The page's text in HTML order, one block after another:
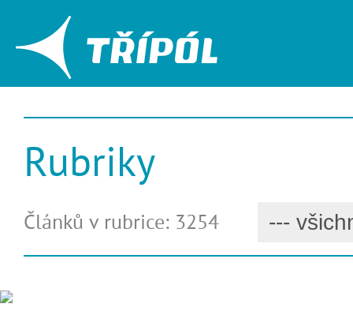
Rubriky
Článků v rubrice: 3254